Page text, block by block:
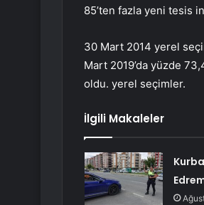
85’ten fazla yeni tesis
30 Mart 2014 yerel
Mart 2019’da yüzde
oldu. yerel seçimler.
İlgili Makaleler